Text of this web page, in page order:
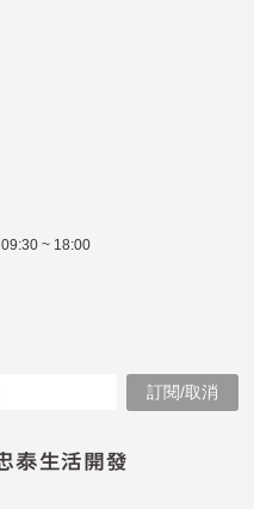
09:30 ~ 18:00